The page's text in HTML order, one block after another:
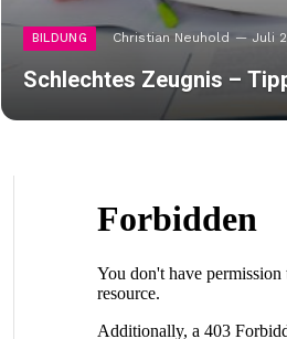
BILDUNG Christian Neuhold Juli
Schlechtes Zeugnis –